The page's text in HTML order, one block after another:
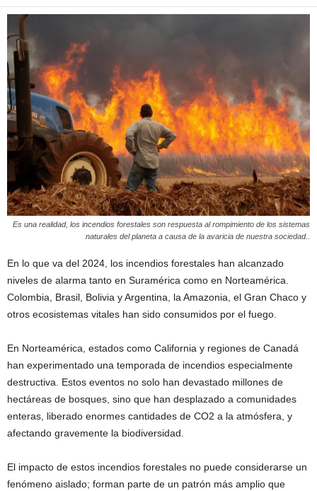
Es una realidad, los incendios forestales son respuesta al rompimiento de los sistemas
naturales del planeta a causa de la avaricia de nuestra sociedad..
En lo que va del 2024, los incendios forestales han alcanzado
niveles de alarma tanto en Suramérica como en Norteamérica.
Colombia, Brasil, Bolivia y Argentina, la Amazonia, el Gran Chaco y
otros ecosistemas vitales han sido consumidos por el fuego.
En Norteamérica, estados como California y regiones de Canadá
han experimentado una temporada de incendios especialmente
destructiva. Estos eventos no solo han devastado millones de
hectáreas de bosques, sino que han desplazado a comunidades
enteras, liberado enormes cantidades de CO2 a la atmósfera, y
afectando gravemente la biodiversidad.
El impacto de estos incendios forestales no puede considerarse un
fenómeno aislado; forman parte de un patrón más amplio que